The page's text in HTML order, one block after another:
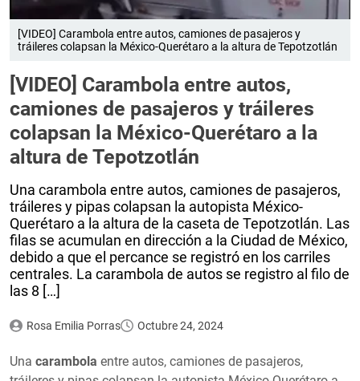
[VIDEO] Carambola entre autos, camiones de pasajeros y
tráileres colapsan la México-Querétaro a la altura de Tepotzotlán
[VIDEO] Carambola entre autos,
camiones de pasajeros y tráileres
colapsan la México-Querétaro a la
altura de Tepotzotlán
Una carambola entre autos, camiones de pasajeros,
tráileres y pipas colapsan la autopista México-
Querétaro a la altura de la caseta de Tepotzotlán. Las
filas se acumulan en dirección a la Ciudad de México,
debido a que el percance se registró en los carriles
centrales. La carambola de autos se registro al filo de
las 8 […]
Rosa Emilia Porras Octubre 24, 2024
Una carambola entre autos, camiones de pasajeros,